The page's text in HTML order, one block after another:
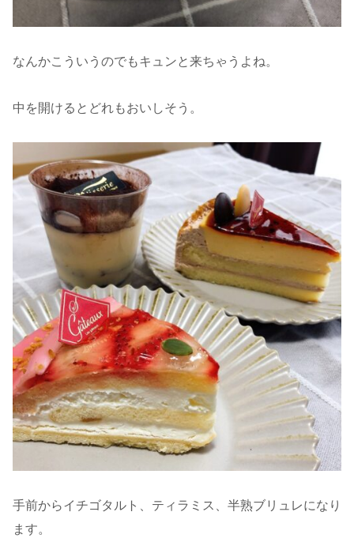
なんかこういうのでもキュンと来ちゃうよね。
中を開けるとどれもおいしそう。
手前からイチゴタルト、ティラミス、半熟ブリュレになり
ます。